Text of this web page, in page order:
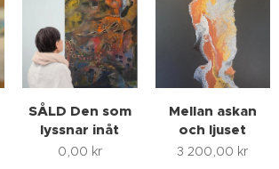
SÅLD Den som
lyssnar inåt
0,00 kr
Mellan askan
och ljuset
3 200,00 kr